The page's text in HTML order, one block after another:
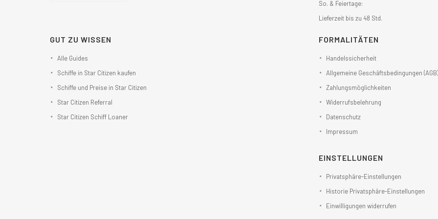
So. & Feiertage:
Lieferzeit bis zu 48 Std.
GUT ZU WISSEN
Alle Guides
Schiffe in Star Citizen kaufen
Schiffe und Preise in Star Citizen
Star Citizen Referral
Star Citizen Schiff Loaner
FORMALITÄTEN
Handelssicherheit
Allgemeine Geschäftsbedingungen (AGB)
Zahlungsmöglichkeiten
Widerrufsbelehrung
Datenschutz
Impressum
EINSTELLUNGEN
Privatsphäre-Einstellungen
Historie Privatsphäre-Einstellungen
Einwilligungen widerrufen